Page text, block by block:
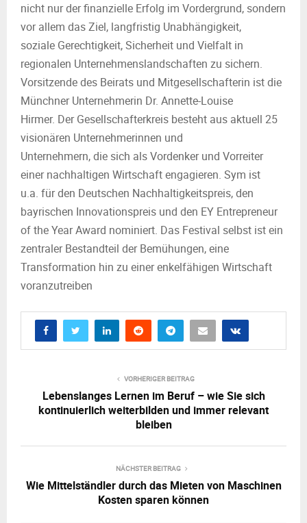
nicht nur der finanzielle Erfolg im Vordergrund, sondern
vor allem das Ziel, langfristig Unabhängigkeit,
soziale Gerechtigkeit, Sicherheit und Vielfalt in
regionalen Unternehmenslandschaften zu sichern.
Vorsitzende des Beirats und Mitgesellschafterin ist die
Münchner Unternehmerin Dr. Annette-Louise
Hirmer. Der Gesellschafterkreis besteht aus aktuell 25
visionären Unternehmerinnen und
Unternehmern, die sich als Vordenker und Vorreiter
einer nachhaltigen Wirtschaft engagieren. Sym ist
u.a. für den Deutschen Nachhaltigkeitspreis, den
bayrischen Innovationspreis und den EY Entrepreneur
of the Year Award nominiert. Das Festival selbst ist ein
zentraler Bestandteil der Bemühungen, eine
Transformation hin zu einer enkelfähigen Wirtschaft
voranzutreiben
VORHERIGER BEITRAG
Lebenslanges Lernen im Beruf – wie Sie sich
kontinuierlich weiterbilden und immer relevant
bleiben
NÄCHSTER BEITRAG
Wie Mittelständler durch das Mieten von Maschinen
Kosten sparen können